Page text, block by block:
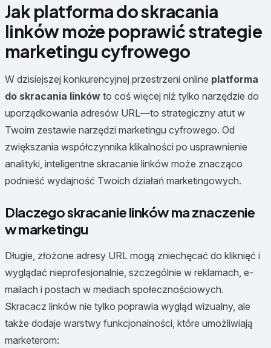
Jak platforma do skracania
linków może poprawić strategie
marketingu cyfrowego
W dzisiejszej konkurencyjnej przestrzeni online platforma
do skracania linków to coś więcej niż tylko narzędzie do
uporządkowania adresów URL—to strategiczny atut w
Twoim zestawie narzędzi marketingu cyfrowego. Od
zwiększania współczynnika klikalności po usprawnienie
analityki, inteligentne skracanie linków może znacząco
podnieść wydajność Twoich działań marketingowych.
Dlaczego skracanie linków ma znaczenie
w marketingu
Długie, złożone adresy URL mogą zniechęcać do kliknięć i
wyglądać nieprofesjonalnie, szczególnie w reklamach, e-
mailach i postach w mediach społecznościowych.
Skracacz linków nie tylko poprawia wygląd wizualny, ale
także dodaje warstwy funkcjonalności, które umożliwiają
marketerom: